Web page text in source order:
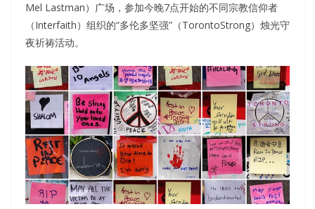
Mel Lastman）广场，参加今晚7点开始的不同宗教信仰者
（Interfaith）组织的“多伦多坚强”（TorontoStrong）烛光守
夜祈祷活动。